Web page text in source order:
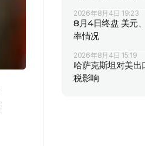
2026年8月4日 19:23
8月4日终盘 美元
率情况
2026年8月4日 15:19
哈萨克斯坦对美
税影响